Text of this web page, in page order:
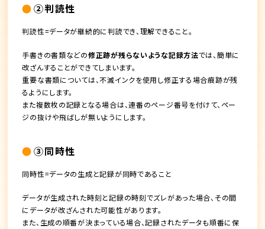
②判読性
判読性=データが継続的に判読でき、理解できること。
手書きの書類などの修正跡が残らないような記録方法では、簡単に
改ざんすることができてしまいます。
重要な書類については、不滅インクを使用し修正する場合痕跡が残
るようにします。
また複数枚の記録となる場合は、連番のページ番号を付けて、ペー
ジの抜けや飛ばしが無いようにします。
③同時性
同時性=データの生成と記録が同時であること
データが生成された時刻と記録の時刻でズレがあった場合、その間
にデータが改ざんされた可能性があります。
また、生成の順番が決まっている場合、記録されたデータも順番に保